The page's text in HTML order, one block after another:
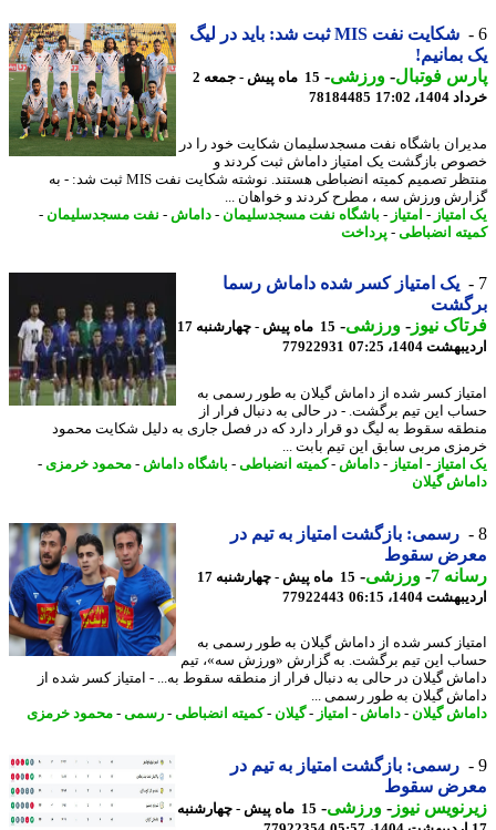
شکایت نفت MIS ثبت شد: باید در لیگ
فوتبال-ورزشی-
15 ماه پیش - جمعه 2
17:02
78184485
باشگاه نفت مسجدسلیمان شکایت خود را در
بازگشت یک امتیاز داماش ثبت کردند و
منتظر تصمیم کمیته انضباطی هستند. نوشته شکایت نفت MIS ثبت شد: - به
ورزش سه ، مطرح کردند و خواهان ...
-امتیاز-باشگاه نفت مسجدسلیمان-داماش-نفت مسجدسلیمان-
انضباطی-پرداخت
یک امتیاز کسر شده داماش رسما
نیوز-ورزشی-
15 ماه پیش - چهارشنبه 17
1404، 07:25
77922931
کسر شده از داماش گیلان به طور رسمی به
این تیم برگشت. - در حالی به دنبال فرار از
سقوط به لیگ دو قرار دارد که در فصل جاری به دلیل شکایت محمود
مربی سابق این تیم بابت ...
-امتیاز-داماش-کمیته انضباطی-باشگاه داماش-محمود خرمزی -
گیلان
رسمی: بازگشت امتیاز به تیم در
سقوط
7
-ورزشی-
15 ماه پیش - چهارشنبه 17
1404، 06:15
77922443
کسر شده از داماش گیلان به طور رسمی به
این تیم برگشت. به گزارش «ورزش سه»، تیم
گیلان در حالی به دنبال فرار از منطقه سقوط به... - امتیاز کسر شده از
گیلان به طور رسمی ...
گیلان-داماش-امتیاز-گیلان-کمیته انضباطی-رسمی-محمود خرمزی
رسمی: بازگشت امتیاز به تیم در
سقوط
نیوز-ورزشی-
15 ماه پیش - چهارشنبه